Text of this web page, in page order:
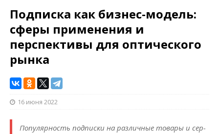
Подписка как бизнес-модель:
сферы применения и
перспективы для оптического
рынка
16 июня 2022
Популярность подписки на различные товары и сер­­